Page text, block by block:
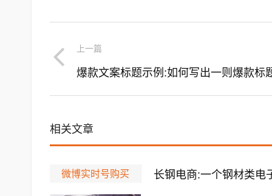
上一篇
爆款文案标题示例:如何写出一则爆款标
相关文章
微博实时号购买 长钢电商:一个钢材类电